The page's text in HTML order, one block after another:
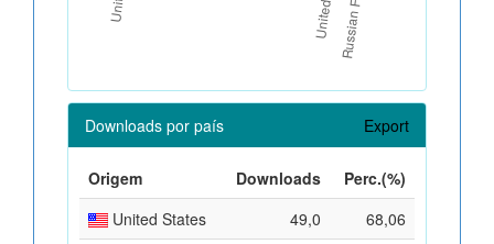
Downloads por país Export
Origem Downloads
Perc.(%)
United States
49,0
68,06